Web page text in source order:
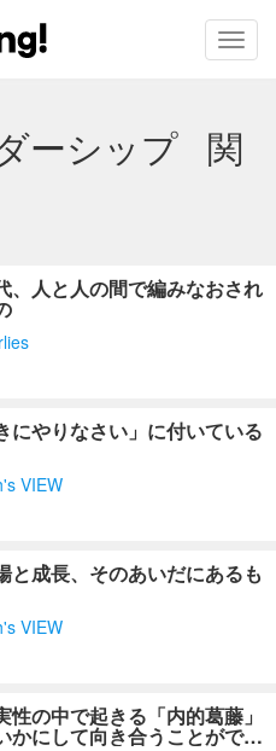
ーシップ 関
、人と人の間で編みなおされ
にやりなさい」に付いている
VIEW
と成長、そのあいだにあるも
VIEW
性の中で起きる「内的葛藤」
かにして向き合うことができ